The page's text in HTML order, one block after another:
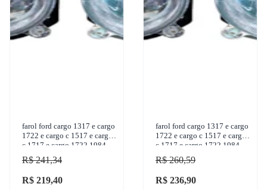
farol ford cargo 1317 e cargo
1722 e cargo c 1517 e cargo
c 1717 e cargo 1722 1984-
2011 nino farois - f-338
R$ 241,34
R$ 219,40
farol ford cargo 1317 e cargo
1722 e cargo c 1517 e cargo
c 1717 e cargo 1722 1984-
2011 nino farois - f-339
R$ 260,59
R$ 236,90